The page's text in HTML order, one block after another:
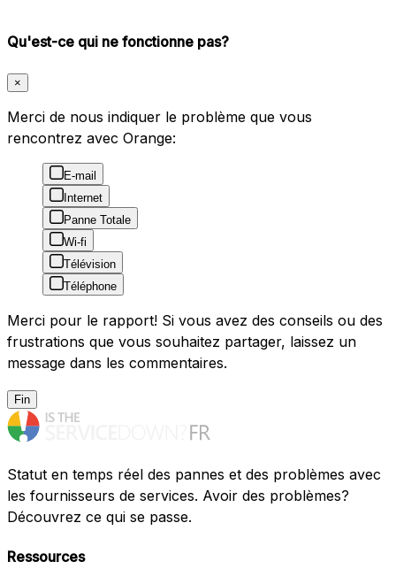
Qu'est-ce qui ne fonctionne pas?
×
Merci de nous indiquer le problème que vous
rencontrez avec Orange:
E-mail
Internet
Panne Totale
Wi-fi
Télévision
Téléphone
Merci pour le rapport! Si vous avez des conseils ou des
frustrations que vous souhaitez partager, laissez un
message dans les commentaires.
Fin
Statut en temps réel des pannes et des problèmes avec
les fournisseurs de services. Avoir des problèmes?
Découvrez ce qui se passe.
Ressources